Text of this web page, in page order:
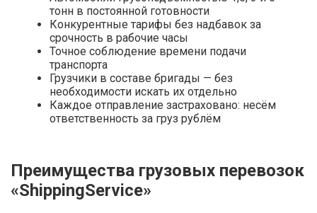
тонн в постоянной готовности
Конкурентные тарифы без надбавок за
срочность в рабочие часы
Точное соблюдение времени подачи
транспорта
Грузчики в составе бригады — без
необходимости искать их отдельно
Каждое отправление застраховано: несём
ответственность за груз рублём
Преимущества грузовых перевозок
«ShippingService»